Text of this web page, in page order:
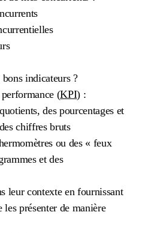
indicateurs ?
(KPI) :
des pourcentages et
chiffres bruts
ou des « feux
et des
leur contexte en fournissant
présenter de manière